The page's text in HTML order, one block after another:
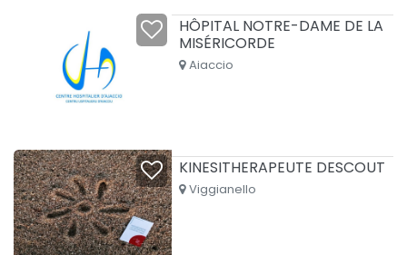
HÔPITAL NOTRE-DAME DE LA
MISÉRICORDE
Aiaccio
KINESITHERAPEUTE DESCOUT
Viggianello